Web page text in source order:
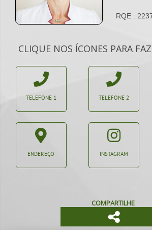
RQE :
CLIQUE NOS ÍCONES PARA
TELEFONE 1 TELEFONE 2
ENDEREÇO INSTAGRAM
COMPARTILHE